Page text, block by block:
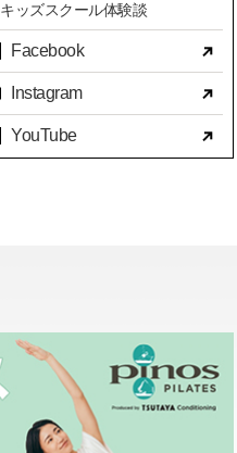
キッズスクール体験談
Facebook
Instagram
YouTube